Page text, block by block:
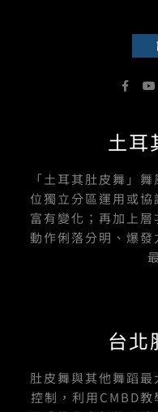
F
a
o
o
f
Y
o
b
e
土耳
「土耳其肚皮舞」
位獨立分區運用或
富有變化；再加上
動作俐落分明、爆
台北
肚皮舞與其他舞蹈
控制，利用CMBD